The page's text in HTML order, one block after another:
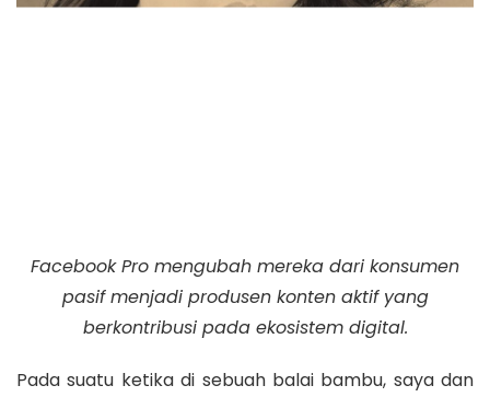
Facebook Pro mengubah mereka dari konsumen
pasif menjadi produsen konten aktif yang
berkontribusi pada ekosistem digital.
Pada suatu ketika di sebuah balai bambu, saya dan